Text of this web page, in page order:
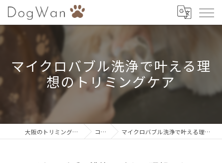
マイクロバブル洗浄で叶える理
想のトリミングケア
大阪のトリミングならDogWan コラム マイクロバブル洗浄で叶える理想のトリミングケア